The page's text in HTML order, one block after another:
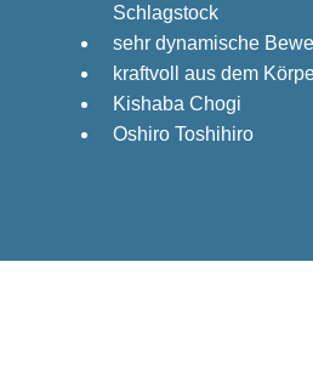
Schlagstock
sehr dynamische
kraftvoll aus dem
Kishaba Chogi
Oshiro Toshihiro